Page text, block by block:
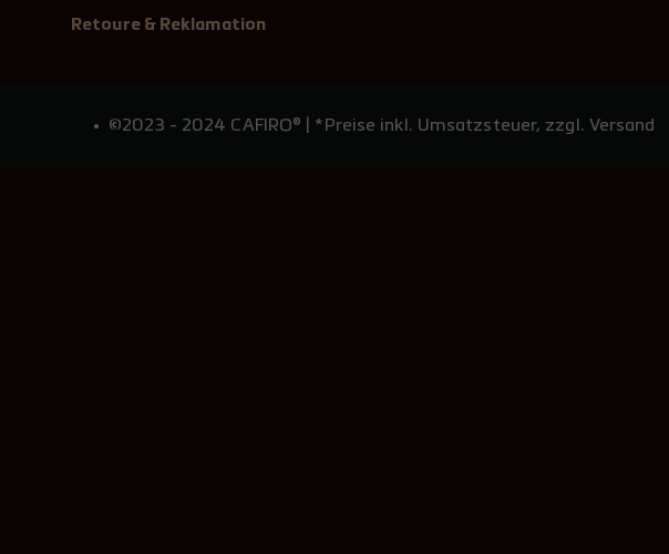
Retoure & Reklamation
©2023 - 2024 CAFIRO® | *Preise inkl. Umsatzsteuer, zzgl. Versand